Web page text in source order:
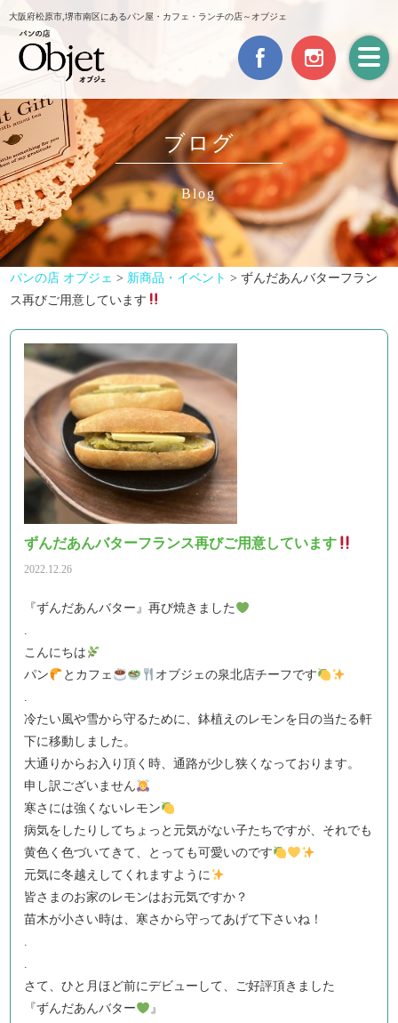
大阪府松原市,堺市南区にあるパン屋・カフェ・ランチの店～オブジェ
ブログ
Blog
パンの店 オブジェ > 新商品・イベント >ずんだあんバターフラン
ス再びご用意しています
ずんだあんバターフランス再びご用意しています
2022.12.26
『ずんだあんバター』再び焼きました
.
こんにちは
パン
とカフェ
オブジェの泉北店チーフです
.
冷たい風や雪から守るために、鉢植えのレモンを日の当たる軒
下に移動しました。
大通りからお入り頂く時、通路が少し狭くなっております。
申し訳ございません
寒さには強くないレモン
病気をしたりしてちょっと元気がない子たちですが、それでも
黄色く色づいてきて、とっても可愛いのです
元気に冬越えしてくれますように
皆さまのお家のレモンはお元気ですか？
苗木が小さい時は、寒さから守ってあげて下さいね！
.
.
さて、ひと月ほど前にデビューして、ご好評頂きました
『ずんだあんバター
』